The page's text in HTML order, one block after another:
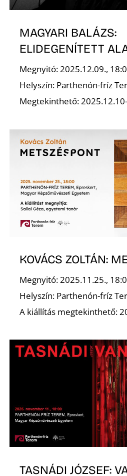
MAGYARI BALÁZS:
ELIDEGENÍTETT
Megnyitó: 2025.12.09.,
Helyszín: Parthenón-fríz
Megtekinthető:
KOVÁCS ZOLTÁN:
Megnyitó: 2025.11.25.,
Helyszín: Parthenón-fríz
A kiállítás megtekinthető:
TASNÁDI JÓZSEF: